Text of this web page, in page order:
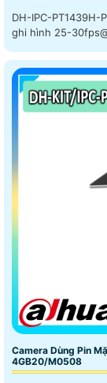
DH-IPC-PT1439H-
Camera Dùng Pin
4GB20/M0508